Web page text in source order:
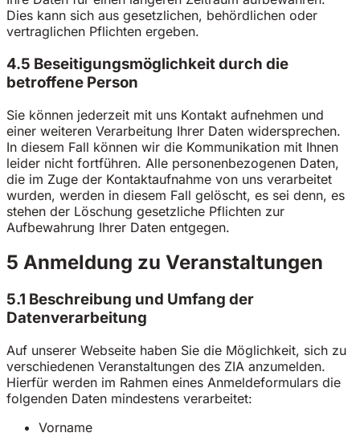
Dies kann sich aus gesetzlichen, behördlichen oder
vertraglichen Pflichten ergeben.
4.5 Beseitigungsmöglichkeit durch die
betroffene Person
Sie können jederzeit mit uns Kontakt aufnehmen und
einer weiteren Verarbeitung Ihrer Daten widersprechen.
In diesem Fall können wir die Kommunikation mit Ihnen
leider nicht fortführen. Alle personenbezogenen Daten,
die im Zuge der Kontaktaufnahme von uns verarbeitet
wurden, werden in diesem Fall gelöscht, es sei denn, es
stehen der Löschung gesetzliche Pflichten zur
Aufbewahrung Ihrer Daten entgegen.
5 Anmeldung zu Veranstaltungen
5.1 Beschreibung und Umfang der
Datenverarbeitung
Auf unserer Webseite haben Sie die Möglichkeit, sich zu
verschiedenen Veranstaltungen des ZIA anzumelden.
Hierfür werden im Rahmen eines Anmeldeformulars die
folgenden Daten mindestens verarbeitet:
Vorname